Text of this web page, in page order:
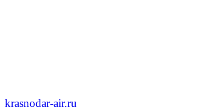
krasnodar-air.ru